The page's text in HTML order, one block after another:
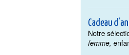
Cadeau
Notre
femme,